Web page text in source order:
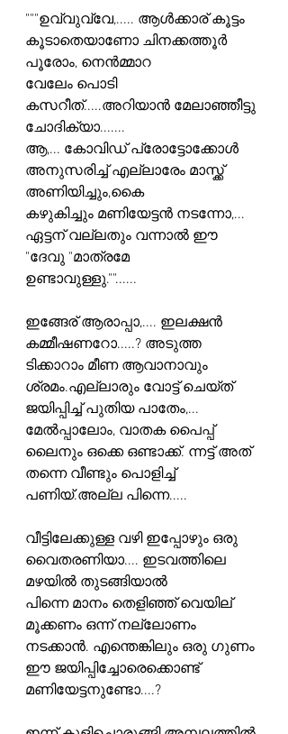
"""ഉവ്വുവ്വേ,..... ആൾക്കാര് കൂട്ടം
കൂടാതെയാണോ ചിനക്കത്തൂർ
പൂരോം, നെൻമ്മാറ
വേലേം പൊടി
കസറീത്.....അറിയാൻ മേലാഞ്ഞീട്ടു
ചോദിക്യാ.......
ആ,... കോവിഡ് പ്രോട്ടോക്കോൾ
അനുസരിച്ച് എല്ലാരേം മാസ്ക്ക്
അണിയിച്ചും,കൈ
കഴുകിച്ചും മണിയേട്ടൻ നടന്നോ,...
ഏട്ടന് വല്ലതും വന്നാൽ ഈ
"ദേവു "മാത്രമേ
ഉണ്ടാവുള്ളു.""......
ഇങ്ങേര് ആരാപ്പാ,.... ഇലക്ഷൻ
കമ്മീഷണറോ.....? അടുത്ത
ടിക്കാറാം മീണ ആവാനാവും
ശ്രമം.എല്ലാരും വോട്ട് ചെയ്ത്
ജയിപ്പിച്ച് പുതിയ പാതേം,...
മേൽപ്പാലോം, വാതക പൈപ്പ്
ലൈനും ഒക്കെ ഒണ്ടാക്ക്. ന്നട്ട് അത്
തന്നെ വീണ്ടും പൊളിച്ച്
പണിയ്.അല്ല പിന്നെ.....
വീട്ടിലേക്കുള്ള വഴി ഇപ്പോഴും ഒരു
വൈതരണിയാ.... ഇടവത്തിലെ
മഴയിൽ തുടങ്ങിയാൽ
പിന്നെ മാനം തെളിഞ്ഞ് വെയില്
മൂക്കണം ഒന്ന് നല്ലോണം
നടക്കാൻ. എന്തെങ്കിലും ഒരു ഗുണം
ഈ ജയിപ്പിച്ചോരെക്കൊണ്ട്
മണിയേട്ടനുണ്ടോ....?